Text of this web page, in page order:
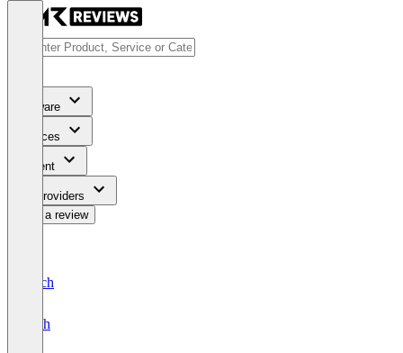
Software
Services
Content
For Providers
Write a review
Deutsch
English